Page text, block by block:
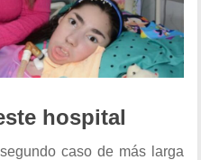
hospital
caso de más larga